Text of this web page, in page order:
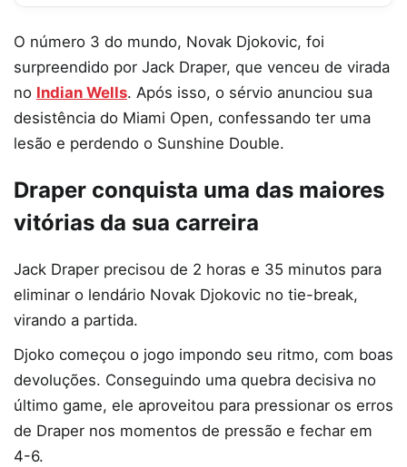
O número 3 do mundo, Novak Djokovic, foi
surpreendido por Jack Draper, que venceu de virada
no Indian Wells. Após isso, o sérvio anunciou sua
desistência do Miami Open, confessando ter uma
lesão e perdendo o Sunshine Double.
Draper conquista uma das maiores
vitórias da sua carreira
Jack Draper precisou de 2 horas e 35 minutos para
eliminar o lendário Novak Djokovic no tie-break,
virando a partida.
Djoko começou o jogo impondo seu ritmo, com boas
devoluções. Conseguindo uma quebra decisiva no
último game, ele aproveitou para pressionar os erros
de Draper nos momentos de pressão e fechar em
4-6.